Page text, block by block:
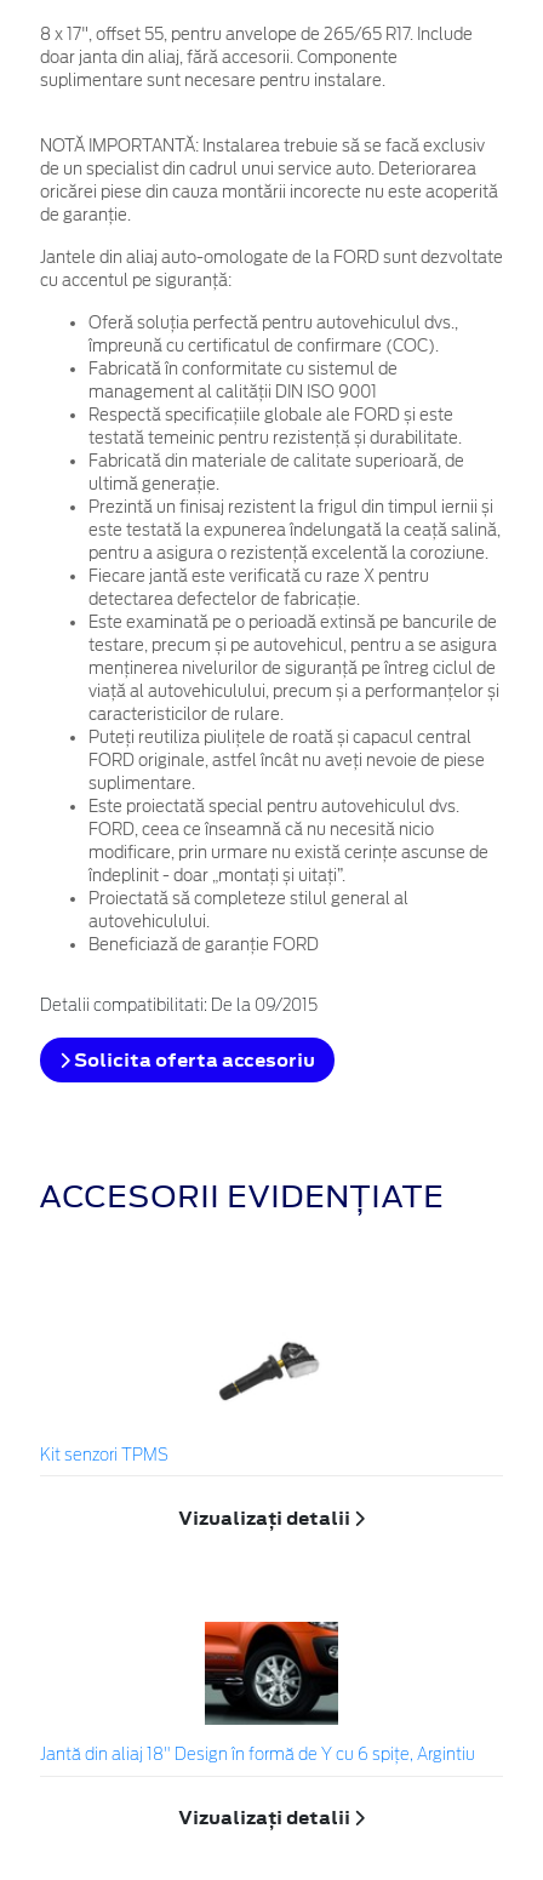
8 x 17", offset 55, pentru anvelope de 265/65 R17. Include
doar janta din aliaj, fără accesorii. Componente
suplimentare sunt necesare pentru instalare.
NOTĂ IMPORTANTĂ: Instalarea trebuie să se facă exclusiv
de un specialist din cadrul unui service auto. Deteriorarea
oricărei piese din cauza montării incorecte nu este acoperită
de garanţie.
Jantele din aliaj auto-omologate de la FORD sunt dezvoltate
cu accentul pe siguranță:
Oferă soluția perfectă pentru autovehiculul dvs.,
împreună cu certificatul de confirmare (COC).
Fabricată în conformitate cu sistemul de
management al calității DIN ISO 9001
Respectă specificațiile globale ale FORD și este
testată temeinic pentru rezistență și durabilitate.
Fabricată din materiale de calitate superioară, de
ultimă generație.
Prezintă un finisaj rezistent la frigul din timpul iernii și
este testată la expunerea îndelungată la ceață salină,
pentru a asigura o rezistență excelentă la coroziune.
Fiecare jantă este verificată cu raze X pentru
detectarea defectelor de fabricație.
Este examinată pe o perioadă extinsă pe bancurile de
testare, precum și pe autovehicul, pentru a se asigura
menținerea nivelurilor de siguranță pe întreg ciclul de
viață al autovehiculului, precum și a performanțelor și
caracteristicilor de rulare.
Puteți reutiliza piulițele de roată și capacul central
FORD originale, astfel încât nu aveți nevoie de piese
suplimentare.
Este proiectată special pentru autovehiculul dvs.
FORD, ceea ce înseamnă că nu necesită nicio
modificare, prin urmare nu există cerințe ascunse de
îndeplinit - doar „montați și uitați”.
Proiectată să completeze stilul general al
autovehiculului.
Beneficiază de garanție FORD
Detalii compatibilitati: De la 09/2015
Solicita oferta accesoriu
ACCESORII EVIDENȚIATE
Kit senzori TPMS
Vizualizați detalii
Jantă din aliaj 18" Design în formă de Y cu 6 spiţe, Argintiu
Vizualizați detalii